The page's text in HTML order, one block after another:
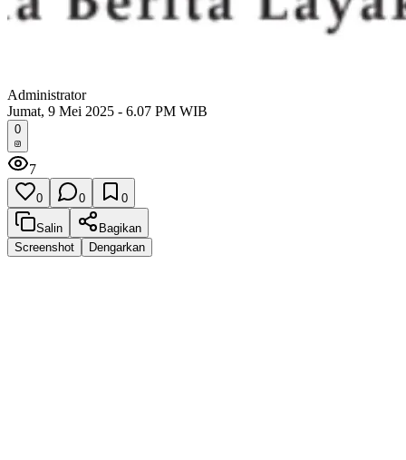
Administrator
Jumat, 9 Mei 2025 - 6.07 PM WIB
0
7
0 0 0
Salin
Bagikan
Screenshot
Dengarkan